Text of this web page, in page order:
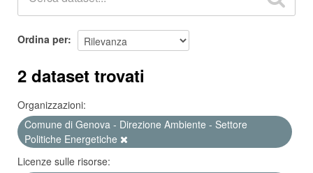
Ordina per
2 dataset trovati
Organizzazioni:
Comune di Genova - Direzione Ambiente - Settore
Politiche Energetiche
Licenze sulle risorse: